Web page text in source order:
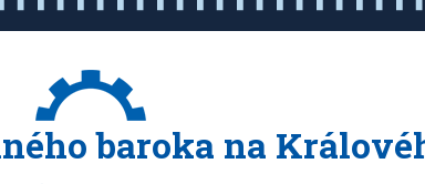
baroka na